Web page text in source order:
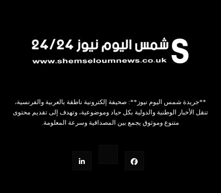
**جريدة شمس اليوم نيوز**: صحيفة إلكترونية ناطقة بالعربية والفرنسية،
تنقل الأخبار الوطنية والدولية بكل حياد وموضوعية، وتهدف إلى تقديم محتوى
متنوع وموثوق يجمع بين المصداقية وسرعة المعلومة.